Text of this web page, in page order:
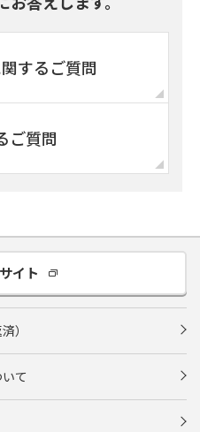
するご質問
ご質問
イト
）
て